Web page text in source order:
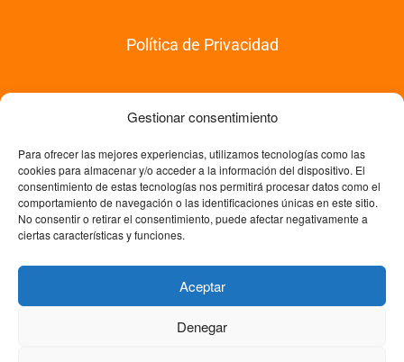
Gestionar consentimiento
Para ofrecer las mejores experiencias, utilizamos tecnologías como las
cookies para almacenar y/o acceder a la información del dispositivo. El
consentimiento de estas tecnologías nos permitirá procesar datos como el
comportamiento de navegación o las identificaciones únicas en este sitio.
No consentir o retirar el consentimiento, puede afectar negativamente a
ciertas características y funciones.
Aceptar
Denegar
Política de Privacidad
Política de Compras
Política de Devoluciones
© Copyright 2026 Trabajo Fin de Máster. Academia Experta en